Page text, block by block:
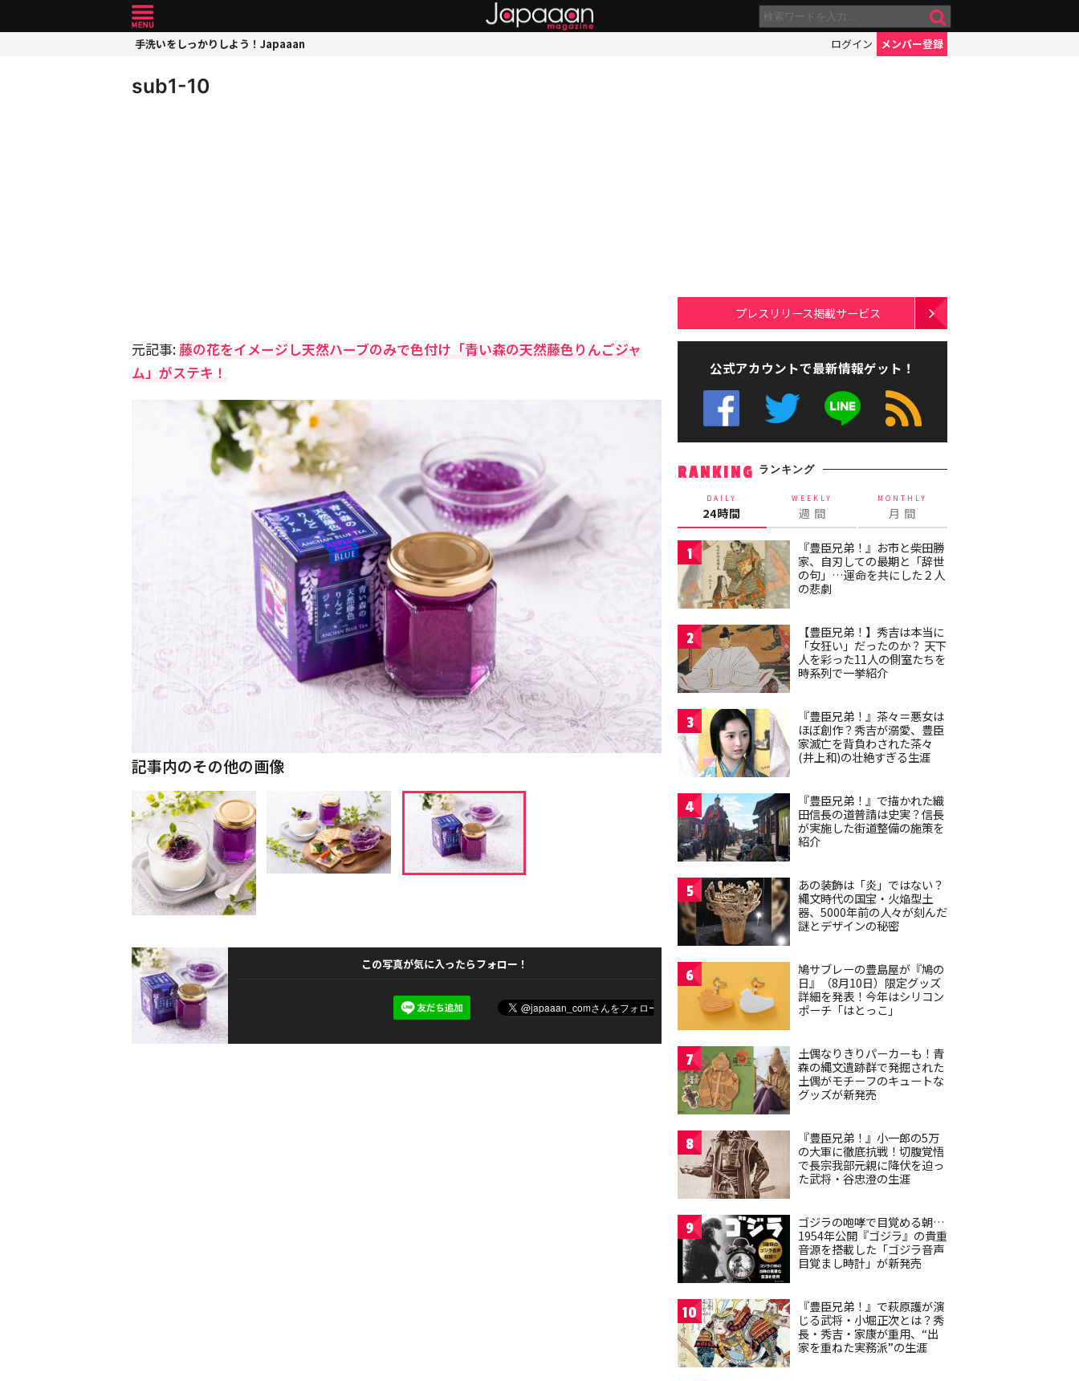
手洗いをしっかりしよう！Japaaan ログイン メンバー登録
sub1-10
元記事:藤の花をイメージし天然ハーブのみで色付け「青い森の天然藤色りんごジャ
ム」がステキ！
記事内のその他の画像
この写真が気に入ったらフォロー！
プレスリリース掲載サービス
公式アカウントで最新情報ゲット！
RANKING ランキング
DAILY
24時間
WEEKLY
週 間
MONTHLY
月 間
1
『豊臣兄弟！』お市と柴田勝
家、自刃しての最期と「辞世
の句」…運命を共にした２人
の悲劇
2
【豊臣兄弟！】秀吉は本当に
「女狂い」だったのか？ 天下
人を彩った11人の側室たちを
時系列で一挙紹介
3
『豊臣兄弟！』茶々＝悪女は
ほぼ創作？秀吉が溺愛、豊臣
家滅亡を背負わされた茶々
(井上和)の壮絶すぎる生涯
4
『豊臣兄弟！』で描かれた織
田信長の道普請は史実？信長
が実施した街道整備の施策を
紹介
5
あの装飾は「炎」ではない？
縄文時代の国宝・火焔型土
器、5000年前の人々が刻んだ
謎とデザインの秘密
6
鳩サブレーの豊島屋が『鳩の
日』（8月10日）限定グッズ
詳細を発表！今年はシリコン
ポーチ「はとっこ」
7
土偶なりきりパーカーも！青
森の縄文遺跡群で発掘された
土偶がモチーフのキュートな
グッズが新発売
8
『豊臣兄弟！』小一郎の5万
の大軍に徹底抗戦！切腹覚悟
で長宗我部元親に降伏を迫っ
た武将・谷忠澄の生涯
9
ゴジラの咆哮で目覚める朝…
1954年公開『ゴジラ』の貴重
音源を搭載した「ゴジラ音声
目覚まし時計」が新発売
10
『豊臣兄弟！』で萩原護が演
じる武将・小堀正次とは？秀
長・秀吉・家康が重用、“出
家を重ねた実務派”の生涯